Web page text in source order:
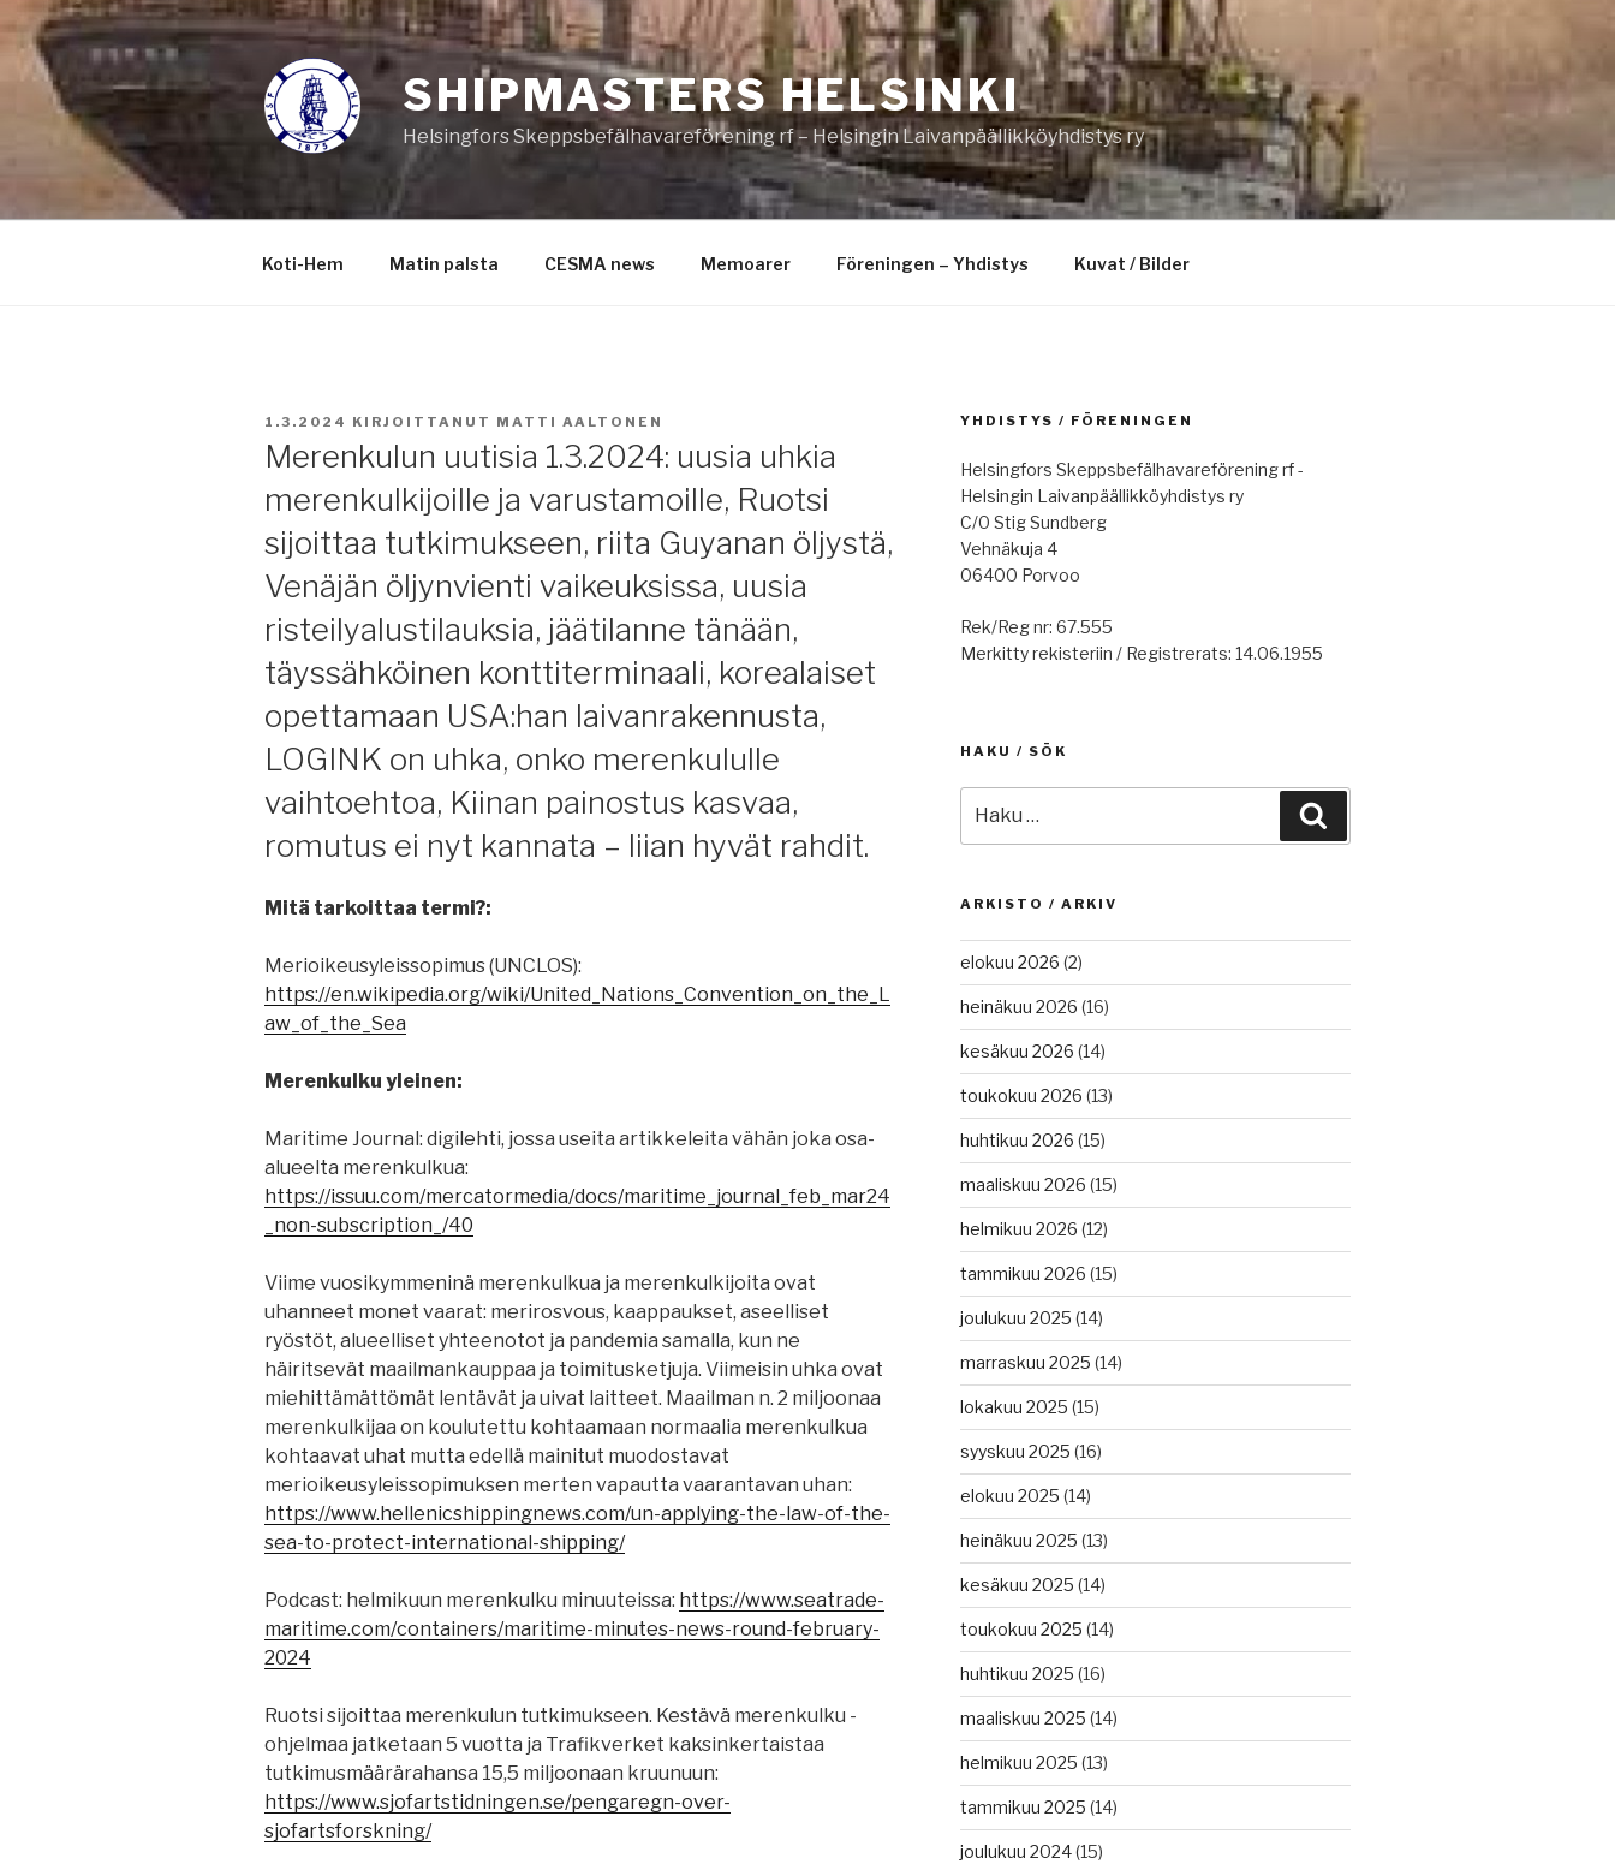
Siirry
sisältöön
SHIPMASTERS HELSINKI
Helsingfors Skeppsbefälhavareförening rf – Helsingin Laivanpäällikköyhdistys ry
Koti-Hem Matin palsta CESMA news Memoarer Föreningen – Yhdistys Kuvat / Bilder
JULKAISTU
1.3.2024 KIRJOITTANUT MATTI AALTONEN
Merenkulun uutisia 1.3.2024: uusia uhkia
merenkulkijoille ja varustamoille, Ruotsi
sijoittaa tutkimukseen, riita Guyanan öljystä,
Venäjän öljynvienti vaikeuksissa, uusia
risteilyalustilauksia, jäätilanne tänään,
täyssähköinen konttiterminaali, korealaiset
opettamaan USA:han laivanrakennusta,
LOGINK on uhka, onko merenkululle
vaihtoehtoa, Kiinan painostus kasvaa,
romutus ei nyt kannata – liian hyvät rahdit.
Mitä tarkoittaa termi?:
Merioikeusyleissopimus (UNCLOS):
https://en.wikipedia.org/wiki/United_Nations_Convention_on_the_L
aw_of_the_Sea
Merenkulku yleinen:
Maritime Journal: digilehti, jossa useita artikkeleita vähän joka osa-
alueelta merenkulkua:
https://issuu.com/mercatormedia/docs/maritime_journal_feb_mar24
_non-subscription_/40
Viime vuosikymmeninä merenkulkua ja merenkulkijoita ovat
uhanneet monet vaarat: merirosvous, kaappaukset, aseelliset
ryöstöt, alueelliset yhteenotot ja pandemia samalla, kun ne
häiritsevät maailmankauppaa ja toimitusketjuja. Viimeisin uhka ovat
miehittämättömät lentävät ja uivat laitteet. Maailman n. 2 miljoonaa
merenkulkijaa on koulutettu kohtaamaan normaalia merenkulkua
kohtaavat uhat mutta edellä mainitut muodostavat
merioikeusyleissopimuksen merten vapautta vaarantavan uhan:
https://www.hellenicshippingnews.com/un-applying-the-law-of-the-
sea-to-protect-international-shipping/
Podcast: helmikuun merenkulku minuuteissa: https://www.seatrade-
maritime.com/containers/maritime-minutes-news-round-february-
2024
Ruotsi sijoittaa merenkulun tutkimukseen. Kestävä merenkulku -
ohjelmaa jatketaan 5 vuotta ja Trafikverket kaksinkertaistaa
tutkimusmäärärahansa 15,5 miljoonaan kruunuun:
https://www.sjofartstidningen.se/pengaregn-over-
sjofartsforskning/
YHDISTYS / FÖRENINGEN
Helsingfors Skeppsbefälhavareförening rf -
Helsingin Laivanpäällikköyhdistys ry
C/0 Stig Sundberg
Vehnäkuja 4
06400 Porvoo
Rek/Reg nr: 67.555
Merkitty rekisteriin / Registrerats: 14.06.1955
HAKU / SÖK
ARKISTO / ARKIV
elokuu 2026 (2)
heinäkuu 2026 (16)
kesäkuu 2026 (14)
toukokuu 2026 (13)
huhtikuu 2026 (15)
maaliskuu 2026 (15)
helmikuu 2026 (12)
tammikuu 2026 (15)
joulukuu 2025 (14)
marraskuu 2025 (14)
lokakuu 2025 (15)
syyskuu 2025 (16)
elokuu 2025 (14)
heinäkuu 2025 (13)
kesäkuu 2025 (14)
toukokuu 2025 (14)
huhtikuu 2025 (16)
maaliskuu 2025 (14)
helmikuu 2025 (13)
tammikuu 2025 (14)
joulukuu 2024(15)